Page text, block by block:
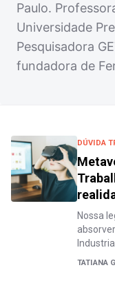
Paulo.
Universidade
Pesquisadora
fundadora de
DÚVIDA
Nossa
Industrial
TATIANA